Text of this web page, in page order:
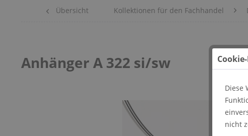
Übersicht Kollektionen für den Fachhandel
Anhänger A 322 si/sw
Diese
nicht